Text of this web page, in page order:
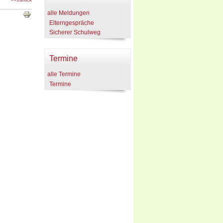
alle Meldungen
Elterngespräche
Sicherer Schulweg
Termine
alle Termine
Termine